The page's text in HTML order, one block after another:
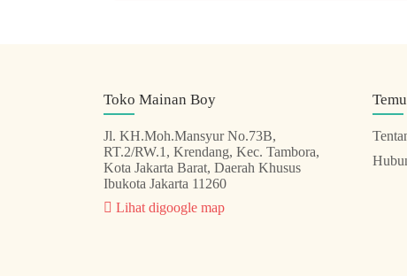
Toko Mainan Boy
Jl. KH.Moh.Mansyur No.73B,
RT.2/RW.1, Krendang, Kec. Tambora,
Kota Jakarta Barat, Daerah Khusus
Ibukota Jakarta 11260
Lihat digoogle map